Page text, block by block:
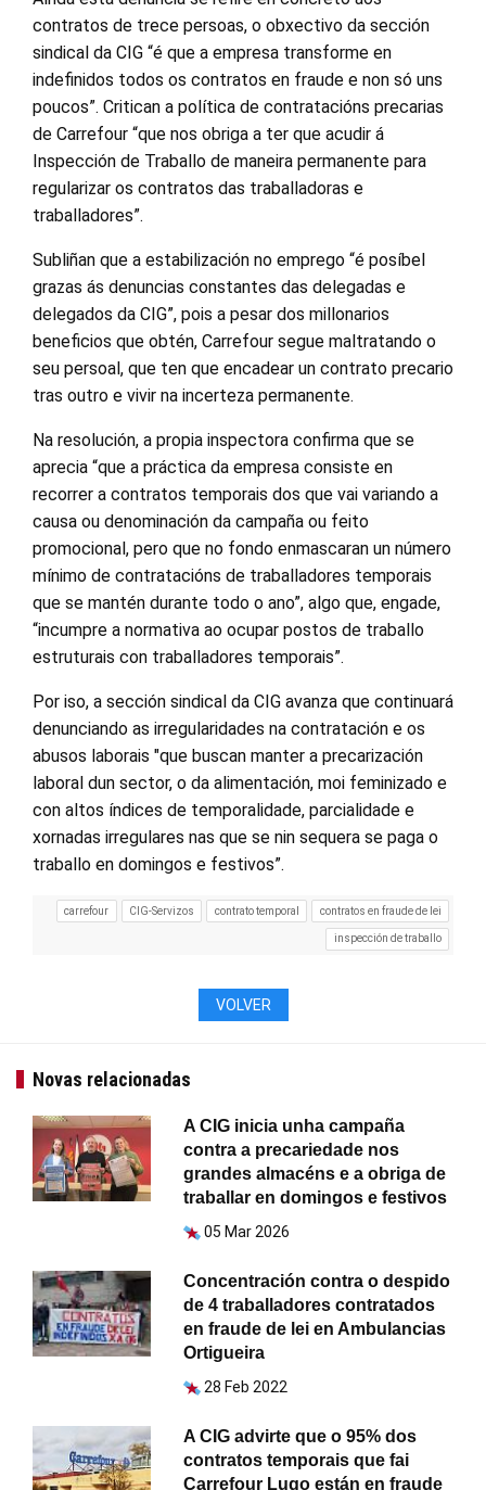
contratos de trece persoas, o obxectivo da sección
sindical da CIG “é que a empresa transforme en
indefinidos todos os contratos en fraude e non só uns
poucos”. Critican a política de contratacións precarias
de Carrefour “que nos obriga a ter que acudir á
Inspección de Traballo de maneira permanente para
regularizar os contratos das traballadoras e
traballadores”.
Subliñan que a estabilización no emprego “é posíbel
grazas ás denuncias constantes das delegadas e
delegados da CIG”, pois a pesar dos millonarios
beneficios que obtén, Carrefour segue maltratando o
seu persoal, que ten que encadear un contrato precario
tras outro e vivir na incerteza permanente.
Na resolución, a propia inspectora confirma que se
aprecia “que a práctica da empresa consiste en
recorrer a contratos temporais dos que vai variando a
causa ou denominación da campaña ou feito
promocional, pero que no fondo enmascaran un número
mínimo de contratacións de traballadores temporais
que se mantén durante todo o ano”, algo que, engade,
“incumpre a normativa ao ocupar postos de traballo
estruturais con traballadores temporais”.
Por iso, a sección sindical da CIG avanza que continuará
denunciando as irregularidades na contratación e os
abusos laborais "que buscan manter a precarización
laboral dun sector, o da alimentación, moi feminizado e
con altos índices de temporalidade, parcialidade e
xornadas irregulares nas que se nin sequera se paga o
traballo en domingos e festivos”.
carrefour CIG-Servizos contrato temporal contratos en fraude de lei
inspección de traballo
VOLVER
Novas relacionadas
A CIG inicia unha campaña
contra a precariedade nos
grandes almacéns e a obriga de
traballar en domingos e festivos
05 Mar 2026
Concentración contra o despido
de 4 traballadores contratados
en fraude de lei en Ambulancias
Ortigueira
28 Feb 2022
A CIG advirte que o 95% dos
contratos temporais que fai
Carrefour Lugo están en fraude